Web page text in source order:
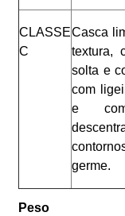
CLASSE
C
Casca
textura,
solta e
com
e
germe.
Peso